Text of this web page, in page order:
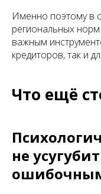
Именно поэтому в
региональных
важным
кредиторов, так и
Что ещё
не